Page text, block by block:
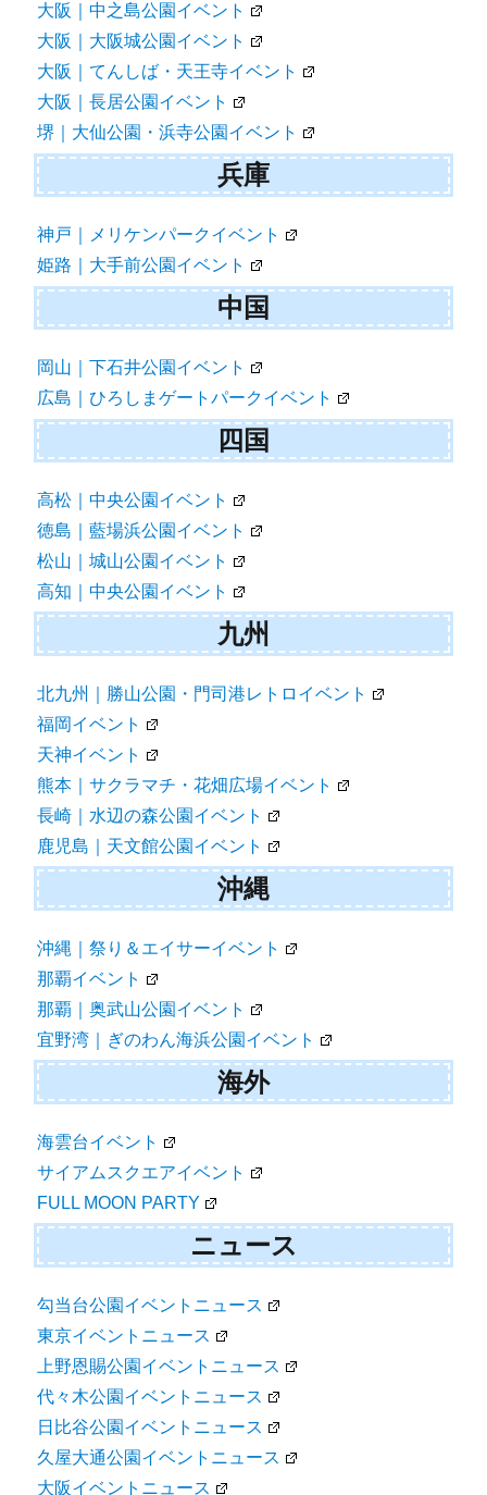
大阪｜中之島公園イベント
大阪｜大阪城公園イベント
大阪｜てんしば・天王寺イベント
大阪｜長居公園イベント
堺｜大仙公園・浜寺公園イベント
兵庫
神戸｜メリケンパークイベント
姫路｜大手前公園イベント
中国
岡山｜下石井公園イベント
広島｜ひろしまゲートパークイベント
四国
高松｜中央公園イベント
徳島｜藍場浜公園イベント
松山｜城山公園イベント
高知｜中央公園イベント
九州
北九州｜勝山公園・門司港レトロイベント
福岡イベント
天神イベント
熊本｜サクラマチ・花畑広場イベント
長崎｜水辺の森公園イベント
鹿児島｜天文館公園イベント
沖縄
沖縄｜祭り＆エイサーイベント
那覇イベント
那覇｜奥武山公園イベント
宜野湾｜ぎのわん海浜公園イベント
海外
海雲台イベント
サイアムスクエアイベント
FULL MOON PARTY
ニュース
勾当台公園イベントニュース
東京イベントニュース
上野恩賜公園イベントニュース
代々木公園イベントニュース
日比谷公園イベントニュース
久屋大通公園イベントニュース
大阪イベントニュース